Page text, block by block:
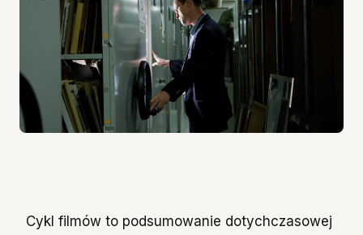
Cykl filmów to podsumowanie dotychczasowej